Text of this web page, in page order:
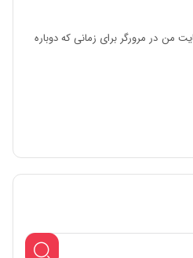
من در مرورگر برای زمانی که دوباره